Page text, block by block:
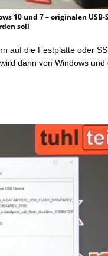
10 und 7 – originalen
soll
auf die Festplatte oder
dann von Windows und